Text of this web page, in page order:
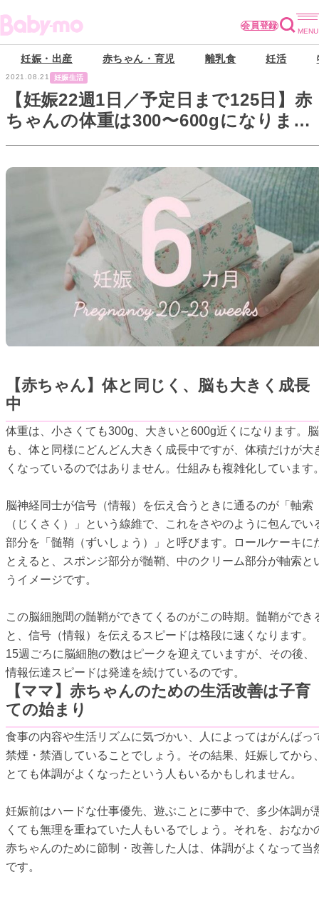
会員登録
妊娠・出産 赤ちゃん・育児 離乳食 妊活
2021.08.21 妊娠生活
【妊娠22週1日／予定日まで125日】赤
ちゃんの体重は300〜600gになりまし
た
【赤ちゃん】体と同じく、脳も大きく成長
中
体重は、小さくても300g、大きいと600g近くになります。脳
も、体と同様にどんどん大きく成長中ですが、体積だけが大
くなっているのではありません。仕組みも複雑化しています
脳神経同士が信号（情報）を伝え合うときに通るのが「軸索
（じくさく）」という線維で、これをさやのように包んでい
部分を「髄鞘（ずいしょう）」と呼びます。ロールケーキに
とえると、スポンジ部分が髄鞘、中のクリーム部分が軸索と
うイメージです。
この脳細胞間の髄鞘ができてくるのがこの時期。髄鞘ができ
と、信号（情報）を伝えるスピードは格段に速くなります。
15週ごろに脳細胞の数はピークを迎えていますが、その後、
情報伝達スピードは発達を続けているのです。
【ママ】赤ちゃんのための生活改善は子育
ての始まり
食事の内容や生活リズムに気づかい、人によってはがんばっ
禁煙・禁酒していることでしょう。その結果、妊娠してから
とても体調がよくなったという人もいるかもしれません。
妊娠前はハードな仕事優先、遊ぶことに夢中で、多少体調が
くても無理を重ねていた人もいるでしょう。それを、おなか
赤ちゃんのために節制・改善した人は、体調がよくなって当
です。